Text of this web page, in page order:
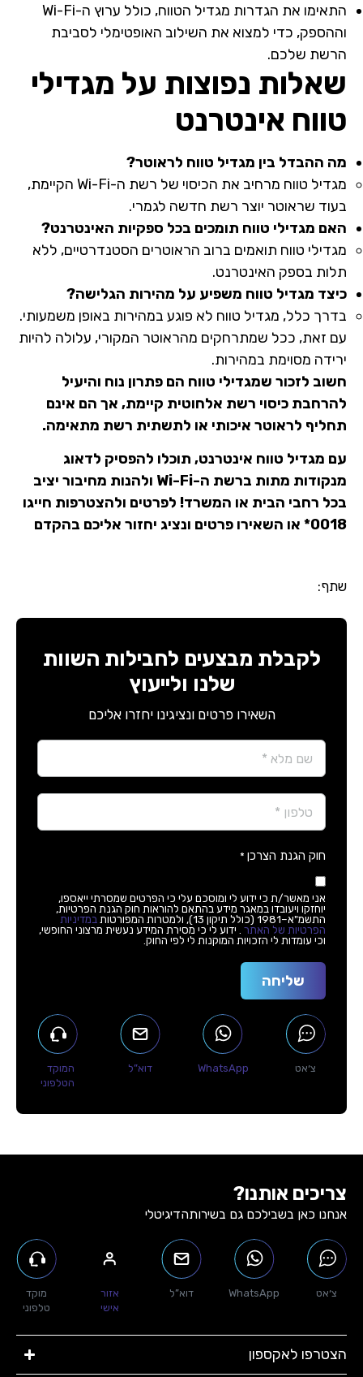
שתף:
התאימו את הגדרות מגדיל הטווח, כולל ערוץ ה-Wi-Fi
וההספק, כדי למצוא את השילוב האופטימלי לסביבת
הרשת שלכם.
שאלות נפוצות על מגדילי
טווח אינטרנט
מה ההבדל בין מגדיל טווח לראוטר?
מגדיל טווח מרחיב את הכיסוי של רשת ה-Wi-Fi הקיימת,
בעוד שראוטר יוצר רשת חדשה לגמרי.
האם מגדילי טווח תומכים בכל ספקיות האינטרנט?
מגדילי טווח תואמים ברוב הראוטרים הסטנדרטיים, ללא
תלות בספק האינטרנט.
כיצד מגדיל טווח משפיע על מהירות הגלישה?
בדרך כלל, מגדיל טווח לא פוגע במהירות באופן משמעותי.
עם זאת, ככל שמתרחקים מהראוטר המקורי, עלולה להיות
ירידה מסוימת במהירות.
חשוב לזכור שמגדילי טווח הם פתרון נוח והיעיל
להרחבת כיסוי רשת אלחוטית קיימת, אך הם אינם
תחליף לראוטר איכותי או לתשתית רשת מתאימה.
עם מגדיל טווח אינטרנט, תוכלו להפסיק לדאוג
מנקודות מתות ברשת ה-Wi-Fi ולהנות מחיבור יציב
בכל רחבי הבית או המשרד! לפרטים ולהצטרפות חייגו
0018* או השאירו פרטים ונציג יחזור אליכם בהקדם
לקבלת מבצעים לחבילות השוות
שלנו ולייעוץ
השאירו פרטים ונציגינו יחזרו אליכם
Name
Phone
חוק הגנת הצרכן *
אני מאשר/ת כי ידוע לי ומוסכם עלי כי הפרטים שמסרתי ייאספו,
יוחזקו ויעובדו במאגר מידע בהתאם להוראות חוק הגנת הפרטיות,
התשמ"א–1981 (כולל תיקון 13), ולמטרות המפורטות
במדיניות
הפרטיות של האתר
. ידוע לי כי מסירת המידע נעשית מרצוני החופשי,
וכי עומדות לי הזכויות המוקנות לי לפי החוק.
שליחה
צ׳אט WhatsApp דוא”ל
המוקד
הטלפוני
צריכים אותנו?
אנחנו כאן בשבילכם גם בשירותהדיגיטלי
צ׳אט WhatsApp דוא”ל
אזור
אישי
מוקד
טלפוני
הצטרפו לאקספון